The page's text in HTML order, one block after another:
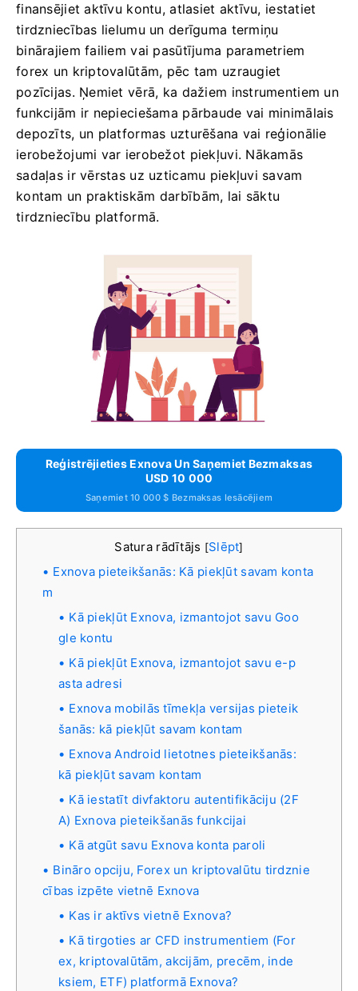
finansējiet aktīvu kontu, atlasiet aktīvu, iestatiet
tirdzniecības lielumu un derīguma termiņu
binārajiem failiem vai pasūtījuma parametriem
forex un kriptovalūtām, pēc tam uzraugiet
pozīcijas. Ņemiet vērā, ka dažiem instrumentiem un
funkcijām ir nepieciešama pārbaude vai minimālais
depozīts, un platformas uzturēšana vai reģionālie
ierobežojumi var ierobežot piekļuvi. Nākamās
sadaļas ir vērstas uz uzticamu piekļuvi savam
kontam un praktiskām darbībām, lai sāktu
tirdzniecību platformā.
Reģistrējieties Exnova Un Saņemiet Bezmaksas
USD 10 000
Saņemiet 10 000 $ Bezmaksas Iesācējiem
Satura rādītājs [Slēpt]
Exnova pieteikšanās: Kā piekļūt savam konta
m
Kā piekļūt Exnova, izmantojot savu Goo
gle kontu
Kā piekļūt Exnova, izmantojot savu e-p
asta adresi
Exnova mobilās tīmekļa versijas pieteik
šanās: kā piekļūt savam kontam
Exnova Android lietotnes pieteikšanās:
kā piekļūt savam kontam
Kā iestatīt divfaktoru autentifikāciju (2F
A) Exnova pieteikšanās funkcijai
Kā atgūt savu Exnova konta paroli
Bināro opciju, Forex un kriptovalūtu tirdznie
cības izpēte vietnē Exnova
Kas ir aktīvs vietnē Exnova?
Kā tirgoties ar CFD instrumentiem (For
ex, kriptovalūtām, akcijām, precēm, inde
ksiem, ETF) platformā Exnova?